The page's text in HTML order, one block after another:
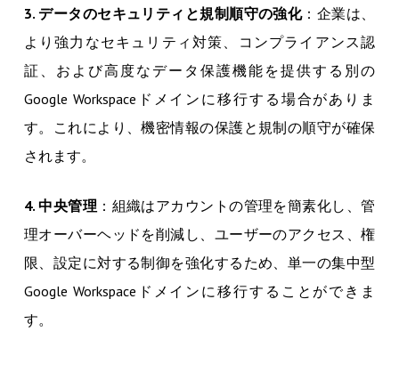
3. データのセキュリティと規制順守の強化：企業は、
より強力なセキュリティ対策、コンプライアンス認
証、および高度なデータ保護機能を提供する別の
Google Workspaceドメインに移行する場合がありま
す。これにより、機密情報の保護と規制の順守が確保
されます。
4. 中央管理 ：組織はアカウントの管理を簡素化し、管
理オーバーヘッドを削減し、ユーザーのアクセス、権
限、設定に対する制御を強化するため、単一の集中型
Google Workspaceドメインに移行することができま
す。